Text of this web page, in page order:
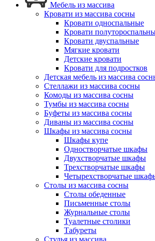
Мебель из массива
Кровати из массива сосны
Кровати односпальные
Кровати
Кровати двуспальные
Мягкие кровати
Детские кровати
Кровати для подростков
Детская мебель из массива
Стеллажи из массива сосны
Комоды из массива сосны
Тумбы из массива сосны
Буфеты из массива сосны
Диваны из массива сосны
Шкафы из массива сосны
Шкафы купе
Одностворчатые шкафы
Двухстворчатые шкафы
Трехстворчатые шкафы
Четырехстворчатые
Столы из массива сосны
Столы обеденные
Письменные столы
Журнальные столы
Туалетные столики
Табуреты